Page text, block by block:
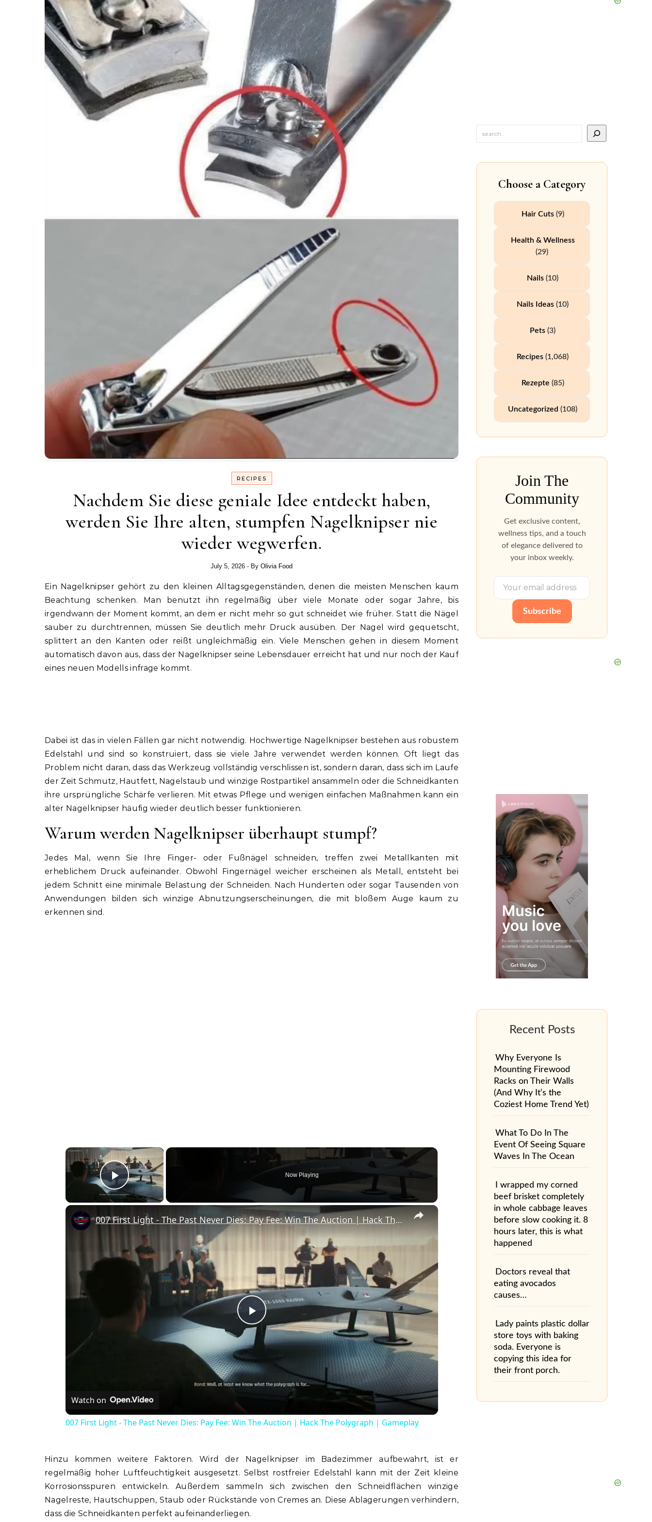
RECIPES
Nachdem Sie diese geniale Idee entdeckt haben,
werden Sie Ihre alten, stumpfen Nagelknipser nie
wieder wegwerfen.
July 5, 2026 - By Olivia Food
Ein Nagelknipser gehört zu den kleinen Alltagsgegenständen, denen die meisten Menschen kaum
Beachtung schenken. Man benutzt ihn regelmäßig über viele Monate oder sogar Jahre, bis
irgendwann der Moment kommt, an dem er nicht mehr so gut schneidet wie früher. Statt die Nägel
sauber zu durchtrennen, müssen Sie deutlich mehr Druck ausüben. Der Nagel wird gequetscht,
splittert an den Kanten oder reißt ungleichmäßig ein. Viele Menschen gehen in diesem Moment
automatisch davon aus, dass der Nagelknipser seine Lebensdauer erreicht hat und nur noch der Kauf
eines neuen Modells infrage kommt.
Dabei ist das in vielen Fällen gar nicht notwendig. Hochwertige Nagelknipser bestehen aus robustem
Edelstahl und sind so konstruiert, dass sie viele Jahre verwendet werden können. Oft liegt das
Problem nicht daran, dass das Werkzeug vollständig verschlissen ist, sondern daran, dass sich im Laufe
der Zeit Schmutz, Hautfett, Nagelstaub und winzige Rostpartikel ansammeln oder die Schneidkanten
ihre ursprüngliche Schärfe verlieren. Mit etwas Pflege und wenigen einfachen Maßnahmen kann ein
alter Nagelknipser häufig wieder deutlich besser funktionieren.
Warum werden Nagelknipser überhaupt stumpf?
Jedes Mal, wenn Sie Ihre Finger- oder Fußnägel schneiden, treffen zwei Metallkanten mit
erheblichem Druck aufeinander. Obwohl Fingernägel weicher erscheinen als Metall, entsteht bei
jedem Schnitt eine minimale Belastung der Schneiden. Nach Hunderten oder sogar Tausenden von
Anwendungen bilden sich winzige Abnutzungserscheinungen, die mit bloßem Auge kaum zu
erkennen sind.
×
Play Video
Now Playing
×
Play
Video
007 First Light - The Past Never Dies: Pay Fee: Win The Auction | Hack The Polygraph | Gameplay
Watch on
007 First Light - The Past Never Dies: Pay Fee: Win The Auction | Hack The Polygraph | Gameplay
Hinzu kommen weitere Faktoren. Wird der Nagelknipser im Badezimmer aufbewahrt, ist er
regelmäßig hoher Luftfeuchtigkeit ausgesetzt. Selbst rostfreier Edelstahl kann mit der Zeit kleine
Korrosionsspuren entwickeln. Außerdem sammeln sich zwischen den Schneidflächen winzige
Nagelreste, Hautschuppen, Staub oder Rückstände von Cremes an. Diese Ablagerungen verhindern,
dass die Schneidkanten perfekt aufeinanderliegen.
Choose a Category
Hair Cuts(9)
Health & Wellness
(29)
Nails (10)
Nails Ideas (10)
Pets (3)
Recipes (1,068)
Rezepte (85)
Uncategorized (108)
Join The
Community
Get exclusive content,
wellness tips, and a touch
of elegance delivered to
your inbox weekly.
Subscribe
Why Everyone Is
Mounting Firewood
Racks on Their Walls
(And Why It’s the
Coziest Home Trend Yet)
What To Do In The
Event Of Seeing Square
Waves In The Ocean
I wrapped my corned
beef brisket completely
in whole cabbage leaves
before slow cooking it. 8
hours later, this is what
happened
Doctors reveal that
eating avocados
causes…
Lady paints plastic dollar
store toys with baking
soda. Everyone is
copying this idea for
their front porch.